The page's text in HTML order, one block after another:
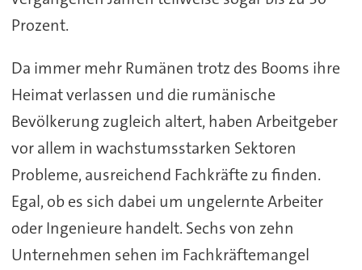
Prozent.
Da immer mehr Rumänen trotz des Booms ihre
Heimat verlassen und die rumänische
Bevölkerung zugleich altert, haben Arbeitgeber
vor allem in wachstumsstarken Sektoren
Probleme, ausreichend Fachkräfte zu finden.
Egal, ob es sich dabei um ungelernte Arbeiter
oder Ingenieure handelt. Sechs von zehn
Unternehmen sehen im Fachkräftemangel